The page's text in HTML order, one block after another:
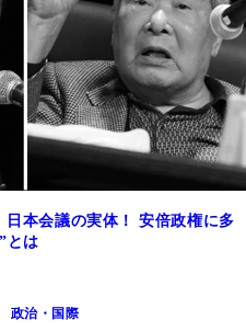
日本会議の実体！ 安倍政権に多
とは
政治・国際